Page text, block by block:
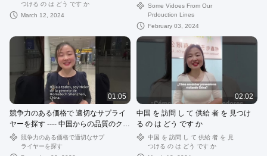
つける の は どう です か
March 12, 2024
Some Vidoes From Our
Prdouction Lines
February 03, 2024
01:05
競争力のある価格で 適切なサプライ
ヤーを探す ---- 中国からの品質のクリ
スタルUSBフラッシュドライブ.
競争力のある価格で適切なサプ
ライヤーを探す
02:02
中国 を 訪問 し て 供給 者 を 見つけ
る の は どう です か
中国 を 訪問 し て 供給 者 を 見
つける の は どう です か